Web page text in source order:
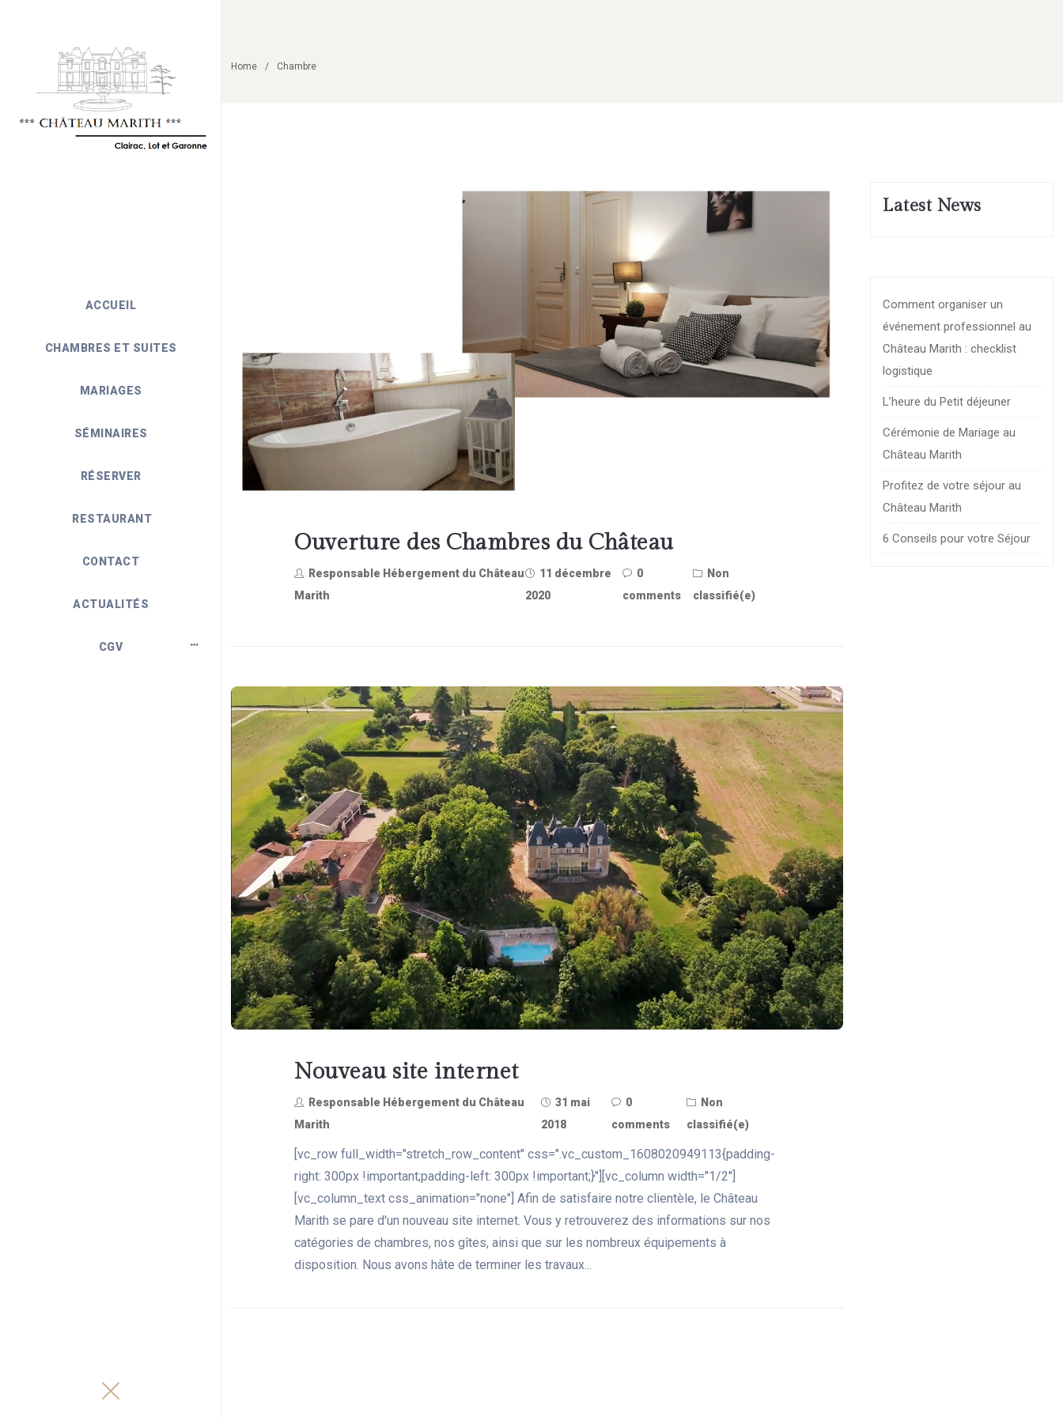
ACCUEIL
CHAMBRES ET SUITES
MARIAGES
SÉMINAIRES
RÉSERVER
RESTAURANT
CONTACT
ACTUALITÉS
CGV
Home Chambre
Ouverture des Chambres du Château
Responsable Hébergement du Château
Marith
11 décembre
2020
0
comments
Non
classifié(e)
Nouveau site internet
Responsable Hébergement du Château
Marith
31 mai
2018
0
comments
Non
classifié(e)
[vc_row full_width="stretch_row_content" css=".vc_custom_1608020949113{padding-
right: 300px !important;padding-left: 300px !important;}"][vc_column width="1/2"]
[vc_column_text css_animation="none"] Afin de satisfaire notre clientèle, le Château
Marith se pare d'un nouveau site internet. Vous y retrouverez des informations sur nos
catégories de chambres, nos gîtes, ainsi que sur les nombreux équipements à
disposition. Nous avons hâte de terminer les travaux...
Latest News
Comment organiser un
événement professionnel au
Château Marith : checklist
logistique
L’heure du Petit déjeuner
Cérémonie de Mariage au
Château Marith
Profitez de votre séjour au
Château Marith
6 Conseils pour votre Séjour